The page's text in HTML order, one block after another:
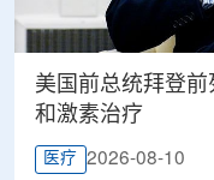
美国前总统拜登
和激素治疗
医疗 2026-08-10